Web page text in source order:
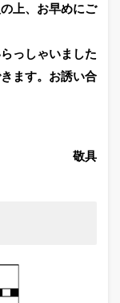
上、お早めにご
っしゃいました
ます。お誘い合
敬具